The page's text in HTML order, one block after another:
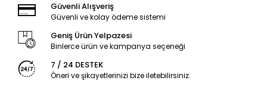
Güvenli Alışveriş
Güvenli ve kolay ödeme sistemi
Geniş Ürün Yelpazesi
Binlerce ürün ve kampanya seçeneği
7 / 24 DESTEK
Öneri ve şikayetlerinizi bize iletebilirsiniz.